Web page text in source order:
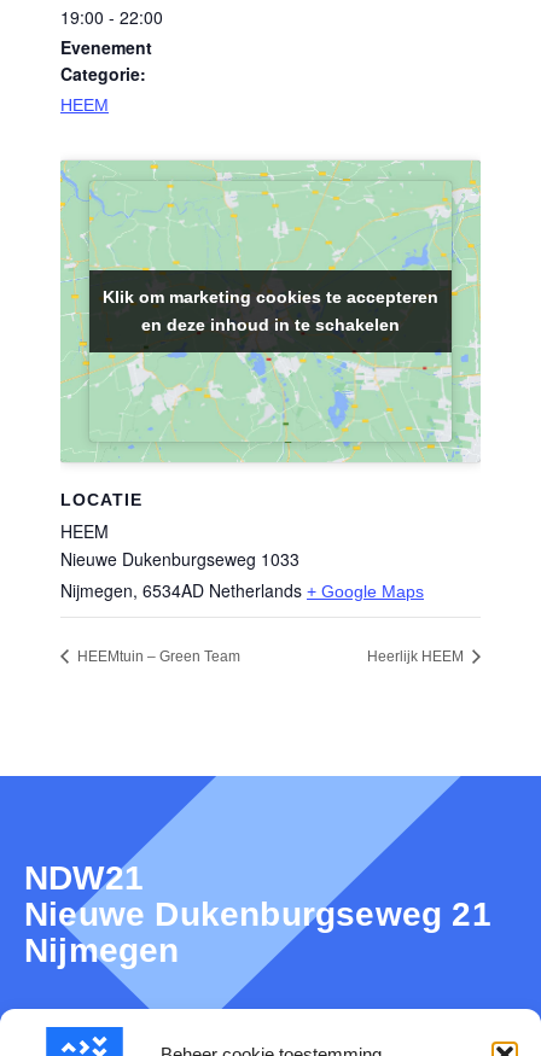
19:00 - 22:00
Evenement
Categorie:
HEEM
LOCATIE
HEEM
Nieuwe Dukenburgseweg 1033
Nijmegen, 6534AD Netherlands + Google Maps
Klik om marketing cookies te accepteren
en deze inhoud in te schakelen
Klik om marketing cookies te accepteren
en deze inhoud in te schakelen
HEEMtuin – Green Team Heerlijk HEEM
NDW21
Nieuwe Dukenburgseweg 21
Nijmegen